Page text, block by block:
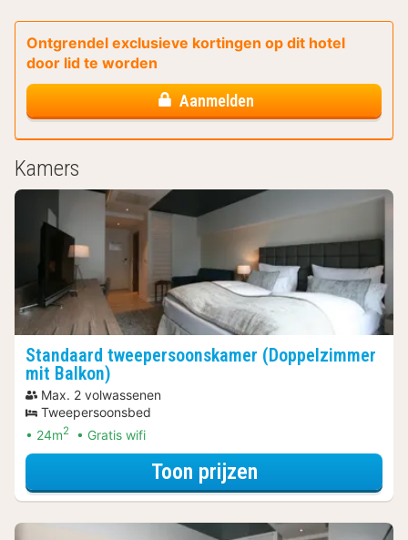
Ontgrendel exclusieve kortingen op dit hotel
door lid te worden
Aanmelden
Kamers
Standaard tweepersoonskamer (Doppelzimmer
mit Balkon)
Max. 2 volwassenen
Tweepersoonsbed
24m2 Gratis wifi
Toon prijzenvoor Standaard